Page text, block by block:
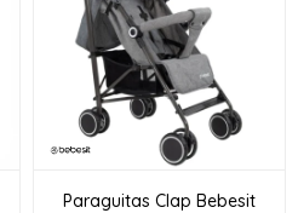
Paraguitas Clap Bebesit